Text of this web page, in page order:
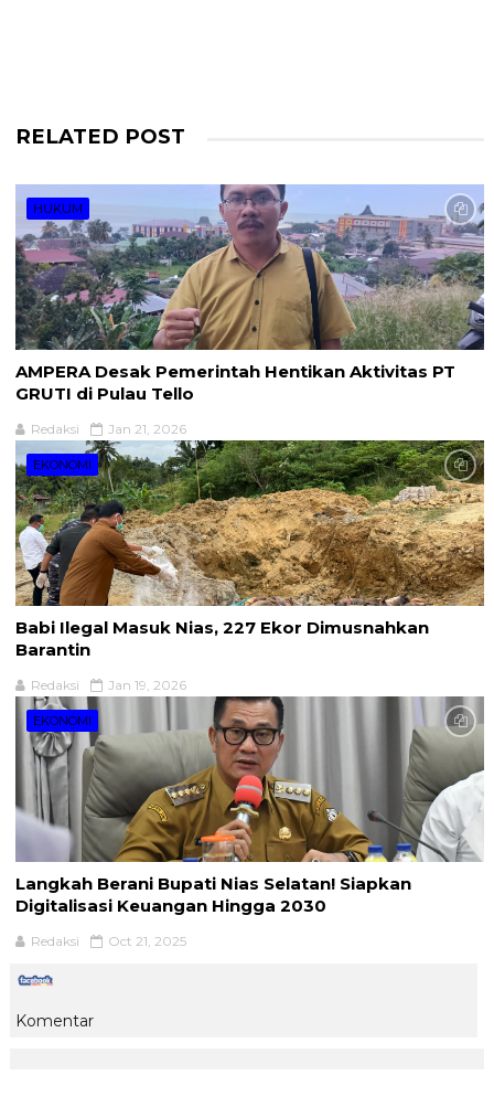
RELATED POST
HUKUM
AMPERA Desak Pemerintah Hentikan Aktivitas PT
GRUTI di Pulau Tello
Redaksi Jan 21, 2026
EKONOMI
Babi Ilegal Masuk Nias, 227 Ekor Dimusnahkan
Barantin
Redaksi Jan 19, 2026
EKONOMI
Langkah Berani Bupati Nias Selatan! Siapkan
Digitalisasi Keuangan Hingga 2030
Redaksi Oct 21, 2025
Komentar